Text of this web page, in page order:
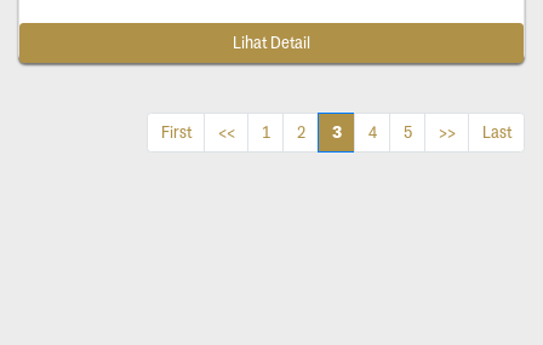
Lihat Detail
First << 1 2 3 4 5 >> Last